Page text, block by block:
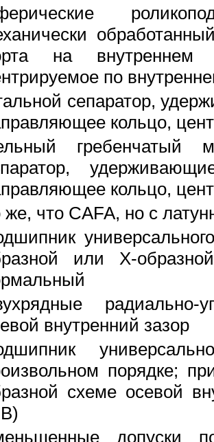
на внутреннем
по
сепаратор,
кольцо,
гребенчатый
кольцо,
же, что CAFA, но с
или Х-
радиально-
внутренний зазор
порядке;
схеме осевой